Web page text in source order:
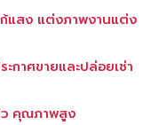
ก้แสง แต่งภาพงานแต่ง
กาศขายและปล่อยเช่า
ว คุณภาพสูง